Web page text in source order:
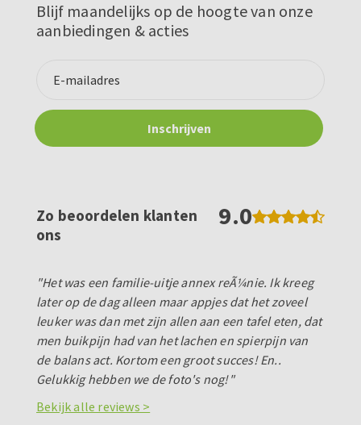
Blijf maandelijks op de hoogte van onze
aanbiedingen & acties
Zo beoordelen klanten
ons
9.0
"Het was een familie-uitje annex reÃ¼nie. Ik kreeg
later op de dag alleen maar appjes dat het zoveel
leuker was dan met zijn allen aan een tafel eten, dat
men buikpijn had van het lachen en spierpijn van
de balans act. Kortom een groot succes! En..
Gelukkig hebben we de foto's nog!"
Bekijk alle reviews >